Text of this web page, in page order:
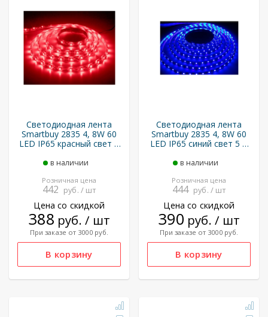
Светодиодная лента
Smartbuy 2835 4, 8W 60
LED IP65 красный свет 5
м (SBL-IP65-4_8-Red)
в наличии
Розничная цена
442 руб. / шт
Цена со скидкой
388 руб. / шт
При заказе от 3000 руб.
Светодиодная лента
Smartbuy 2835 4, 8W 60
LED IP65 синий свет 5 м
в наличии
Розничная цена
444 руб. / шт
Цена со скидкой
390 руб. / шт
При заказе от 3000 руб.